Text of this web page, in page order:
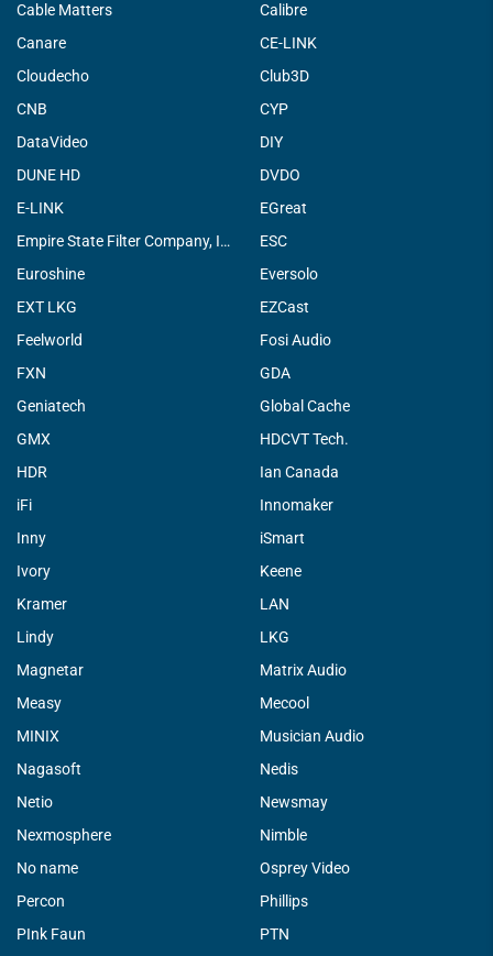
Cable Matters
Calibre
Canare
CE-LINK
Cloudecho
Club3D
CNB
CYP
DataVideo
DIY
DUNE HD
DVDO
E-LINK
EGreat
Empire State Filter Company, INC.
ESC
Euroshine
Eversolo
EXT LKG
EZCast
Feelworld
Fosi Audio
FXN
GDA
Geniatech
Global Cache
GMX
HDCVT Tech.
HDR
Ian Canada
iFi
Innomaker
Inny
iSmart
Ivory
Keene
Kramer
LAN
Lindy
LKG
Magnetar
Matrix Audio
Measy
Mecool
MINIX
Musician Audio
Nagasoft
Nedis
Netio
Newsmay
Nexmosphere
Nimble
No name
Osprey Video
Percon
Phillips
PInk Faun
PTN